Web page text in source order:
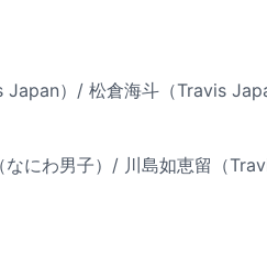
）/ 松倉海斗（Travis
にわ男子）/ 川島如恵留（